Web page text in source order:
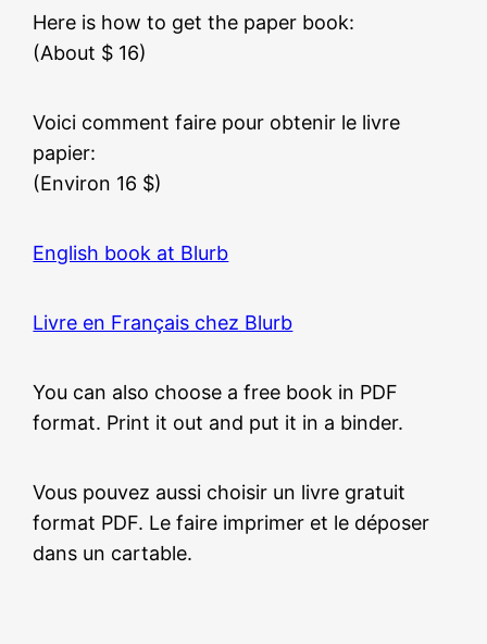
Here is how to get the paper book:
(About $ 16)
Voici comment faire pour obtenir le livre
papier:
(Environ 16 $)
English book at Blurb
Livre en Français chez Blurb
You can also choose a free book in PDF
format. Print it out and put it in a binder.
Vous pouvez aussi choisir un livre gratuit
format PDF. Le faire imprimer et le déposer
dans un cartable.